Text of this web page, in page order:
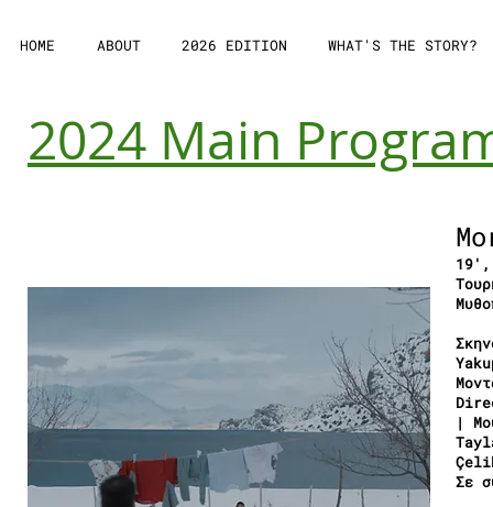
HOME ABOUT 2026 EDITION WHAT'S THE STORY?
2024 Main
|
Σε